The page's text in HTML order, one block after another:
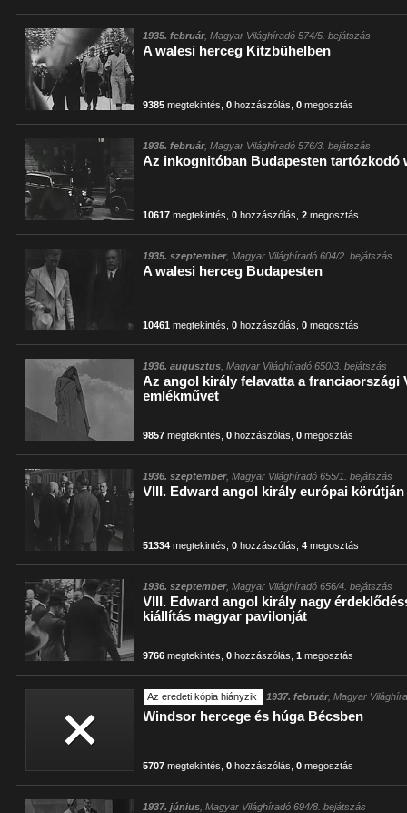
1935. február, Magyar Világhíradó 574/5. bejátszás
A walesi herceg Kitzbühelben
9385 megtekintés ,0 hozzászólás ,0 megosztás
1935. február, Magyar Világhíradó 576/3. bejátszás
Az inkognitóban Budapesten tartózkodó
10617 megtekintés ,0 hozzászólás ,2 megosztás
1935. szeptember, Magyar Világhíradó 604/2. bejátszás
A walesi herceg Budapesten
10461 megtekintés ,0 hozzászólás ,0 megosztás
1936. augusztus , Magyar Világhíradó 650/3. bejátszás
Az angol király felavatta a
emlékművet
9857 megtekintés ,0 hozzászólás ,0 megosztás
1936. szeptember, Magyar Világhíradó 655/1. bejátszás
VIII. Edward angol király európai
51334 megtekintés ,0 hozzászólás ,4 megosztás
1936. szeptember, Magyar Világhíradó 656/4. bejátszás
VIII. Edward angol király nagy
kiállítás magyar pavilonját
9766 megtekintés ,0 hozzászólás ,1 megosztás
Az eredeti kópia hiányzik 1937. február, Magyar
Windsor hercege és húga Bécsben
5707 megtekintés ,0 hozzászólás ,0 megosztás
1937. június , Magyar Világhíradó 694/8. bejátszás